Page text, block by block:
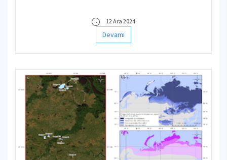
12 Ara 2024
Devamı